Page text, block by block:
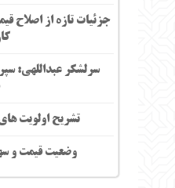
جزئیات تازه از اصلاح
سرلشکر عبداللهی:
تشریح اولویت
وضعیت قیمت و